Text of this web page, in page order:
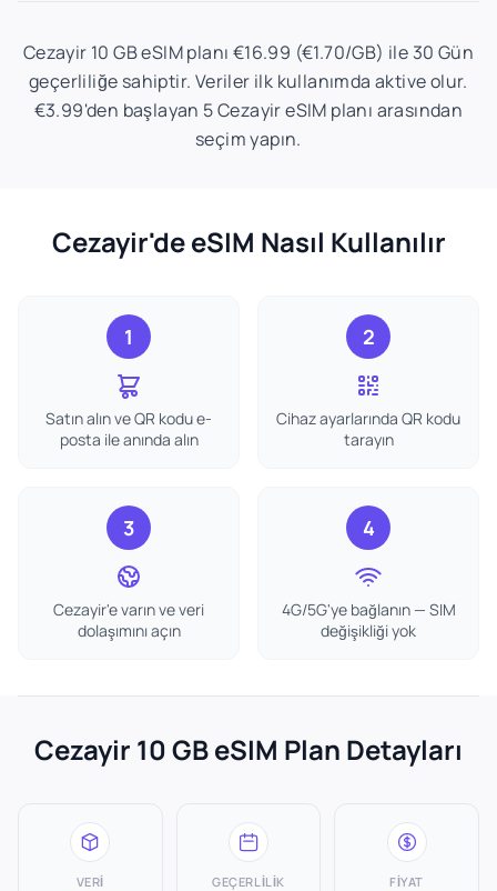
Cezayir 10 GB eSIM planı €16.99 (€1.70/GB) ile 30 Gün
geçerliliğe sahiptir. Veriler ilk kullanımda aktive olur.
€3.99'den başlayan 5 Cezayir eSIM planı arasından
seçim yapın.
Cezayir'de eSIM Nasıl Kullanılır
1
Satın alın ve QR kodu e-
posta ile anında alın
2
Cihaz ayarlarında QR kodu
tarayın
3
Cezayir'e varın ve veri
dolaşımını açın
4
4G/5G'ye bağlanın — SIM
değişikliği yok
Cezayir 10 GB eSIM Plan Detayları
VERI GEÇERLILIK FIYAT